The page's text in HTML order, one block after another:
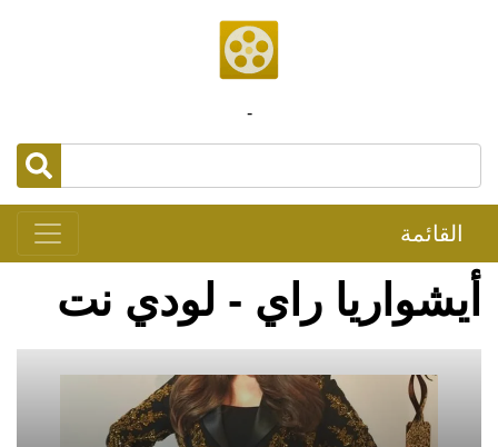
-
القائمة
أيشواريا راي - لودي نت